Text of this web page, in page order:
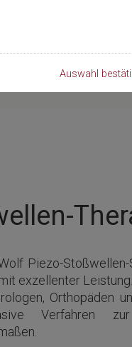
Auswahl
Piezo-
exzellenter
Orthopäden
Verfahren